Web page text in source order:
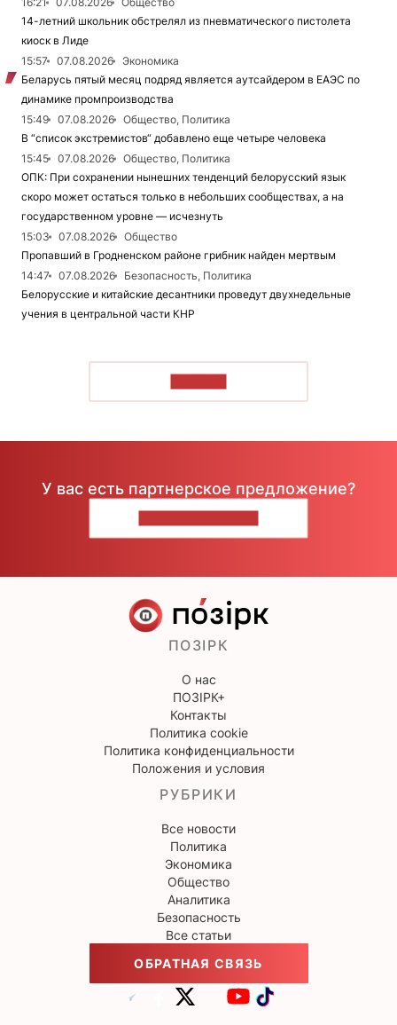
14-летний школьник обстрелял из пневматического пистолета
киоск в Лиде
15:57
07.08.2026
Экономика
Беларусь пятый месяц подряд является аутсайдером в ЕАЭС по
динамике промпроизводства
15:49
07.08.2026
Общество, Политика
В “список экстремистов“ добавлено еще четыре человека
15:45
07.08.2026
Общество, Политика
ОПК: При сохранении нынешних тенденций белорусский язык
скоро может остаться только в небольших сообществах, а на
государственном уровне — исчезнуть
15:03
07.08.2026
Общество
Пропавший в Гродненском районе грибник найден мертвым
14:47
07.08.2026
Безопасность, Политика
Белорусские и китайские десантники проведут двухнедельные
учения в центральной части КНР
У вас есть партнерское предложение?
ПОЗІРК
О нас
ПОЗІРК+
Контакты
Политика cookie
Политика конфиденциальности
Положения и условия
РУБРИКИ
Все новости
Политика
Экономика
Общество
Аналитика
Безопасность
Все статьи
ОБРАТНАЯ СВЯЗЬ